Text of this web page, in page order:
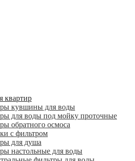
квартир
кувшины для воды
для воды под мойку проточные
обратного осмоса
с фильтром
для душа
настольные для воды